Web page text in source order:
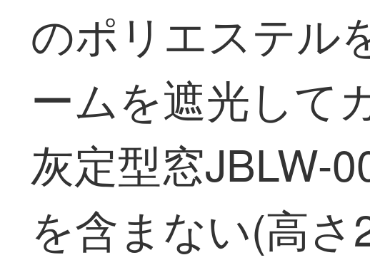
のポリエステル
ームを遮光して
灰定型窓JBLW-
を含まない(高